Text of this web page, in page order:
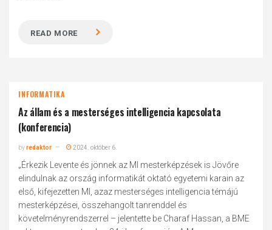
READ MORE
INFORMATIKA
Az állam és a mesterséges intelligencia kapcsolata
(konferencia)
byredaktor 2024. október 6.
„Érkezik Levente és jönnek az MI mesterképzések is Jövőre
elindulnak az ország informatikát oktató egyetemi karain az
első, kifejezetten MI, azaz mesterséges intelligencia témájú
mesterképzései, összehangolt tanrenddel és
követelményrendszerrel – jelentette be Charaf Hassan, a BME